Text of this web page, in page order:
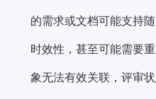
的需求或文档可能支持
时效性，甚至可能需要
象无法有效关联，评审